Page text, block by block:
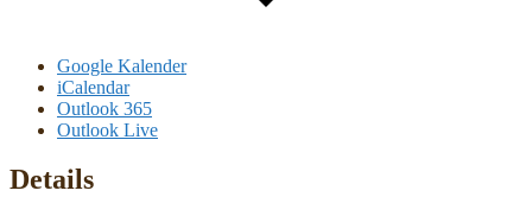
Google Kalender
iCalendar
Outlook 365
Outlook Live
Details